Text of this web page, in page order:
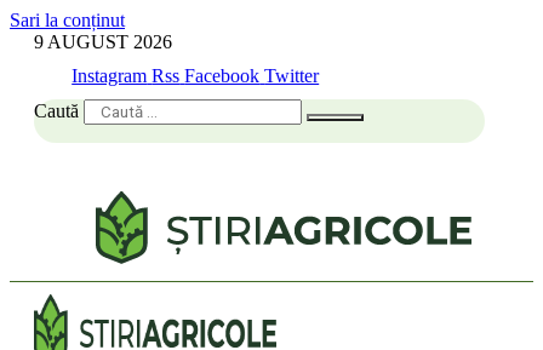
Sari la conținut
9 AUGUST 2026
Instagram Rss Facebook Twitter
Caută